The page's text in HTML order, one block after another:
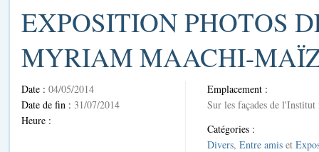
EXPOSITION PHOTOS
MYRIAM MAACHI-
Date : 04/05/2014
Date de fin : 31/07/2014
Heure :
Emplacement :
Sur les façades de
Catégories :
Divers, Entre amis et